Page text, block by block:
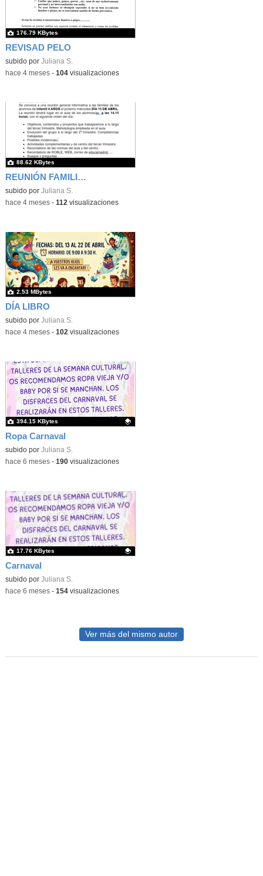
REVISAD PELO
subido por Juliana S.
176.79 KBytes
-hace 4 meses- 104visualizaciones
REUNIÓN FAMILIAS
subido por Juliana S.
88.62 KBytes
-hace 4 meses- 112 visualizaciones
DÍA LIBRO
subido por Juliana S.
2.53 MBytes
-hace 4 meses- 102 visualizaciones
Ropa Carnaval
Contenido educativo.
subido por Juliana S.
394.15 KBytes
-hace 6 meses- 190visualizaciones
Carnaval
Contenido educativo.
subido por Juliana S.
17.76 KBytes
-hace 6 meses- 154visualizaciones
Ver más del mismo autor